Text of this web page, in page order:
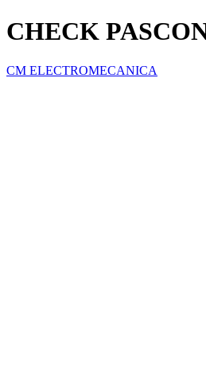
CHECK
CM ELECTROMECANICA